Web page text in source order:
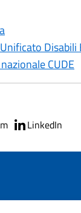
Unificato
CUDE
LinkedIn